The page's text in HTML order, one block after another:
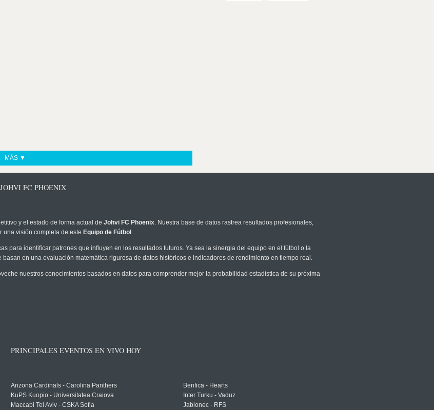
MÁS ▼
FC PHOENIX
y el estado de forma actual de Johvi FC Phoenix. Nuestra base de datos rastrea resultados profesionales,
una visión completa de este Equipo de Fútbol .
para identificar patrones que influyen en los resultados futuros. Ya sea la sinergia del equipo en el fútbol o la
en una evaluación matemática rigurosa de datos históricos e indicadores de rendimiento en tiempo real.
nuestros conocimientos basados en datos para comprender mejor la probabilidad estadística de su próxima
PRINCIPALES EVENTOS EN VIVO HOY
Arizona Cardinals - Carolina Panthers
KuPS Kuopio - Universitatea Craiova
Maccabi Tel Aviv - CSKA Sofia
Benfica - Hearts
Inter Turku - Vaduz
Jablonec - RFS